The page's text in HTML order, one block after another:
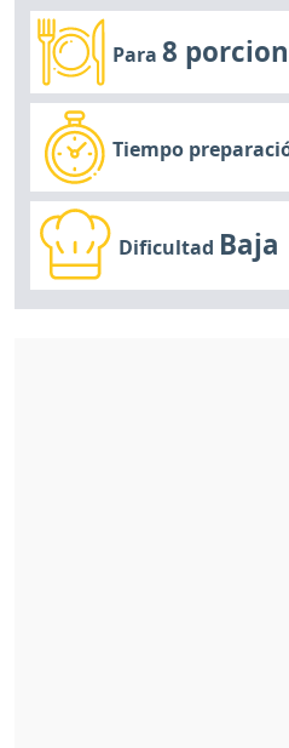
Para8
Tiempo
Dificultad Baja